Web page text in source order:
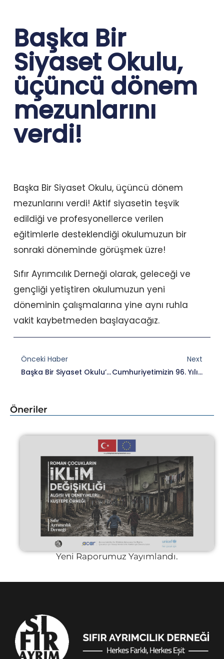
Başka Bir
Siyaset Okulu,
üçüncü dönem
mezunlarını
verdi!
Başka Bir Siyaset Okulu, üçüncü dönem
mezunlarını verdi! Aktif siyasetin teşvik
edildiği ve profesyonellerce verilen
eğitimlerle desteklendiği okulumuzun bir
sonraki döneminde görüşmek üzre!
Sıfır Ayrımcılık Derneği olarak, geleceği ve
gençliği yetiştiren okulumuzun yeni
döneminin çalışmalarına yine aynı ruhla
vakit kaybetmeden başlayacağız.
Önceki Haber
Başka Bir Siyaset Okulu’na Kısa Bir Mola
Next
Cumhuriyetimizin 96. Yılı Kutlu Olsun!
Öneriler
Yeni Raporumuz Yayımlandı.